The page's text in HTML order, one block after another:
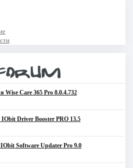
Wise Care 365 Pro 8.0.4.732
Driver Booster PRO 13.5
Software Updater Pro 9.0